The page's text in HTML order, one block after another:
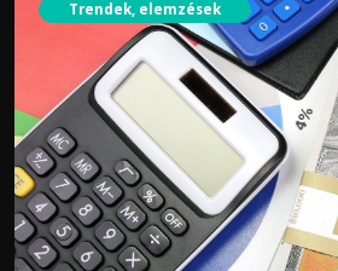
Trendek, elemzések